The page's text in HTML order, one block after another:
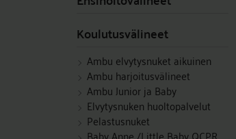
Koulutusvälineet
Ambu elvytysnuket aikuinen
Ambu harjoitusvälineet
Ambu Junior ja Baby
Elvytysnuken huoltopalvelut
Pelastusnuket